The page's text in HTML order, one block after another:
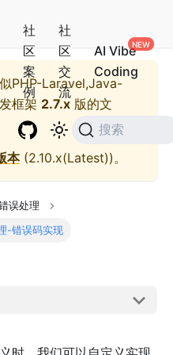
社
区
案
例
社
区
交
流
AI Vibe
Coding
搜索
PHP-Laravel,Java-
框架 2.7.x 版的文
本(2.10.x(Latest))。
误处理
-错误码实现